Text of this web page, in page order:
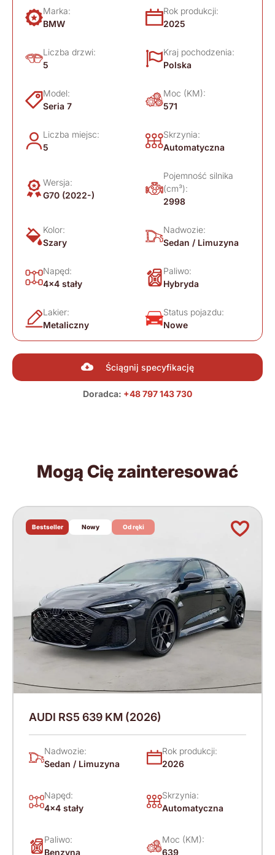
Marka:
BMW
Rok produkcji:
2025
Liczba drzwi:
5
Kraj pochodzenia:
Polska
Model:
Seria 7
Moc (KM):
571
Liczba miejsc:
5
Skrzynia:
Automatyczna
Wersja:
G70 (2022-)
Pojemność silnika
(cm³):
2998
Kolor:
Szary
Nadwozie:
Sedan / Limuzyna
Napęd:
4x4 stały
Paliwo:
Hybryda
Lakier:
Metaliczny
Status pojazdu:
Nowe
Ściągnij specyfikację
Doradca: +48 797 143 730
Mogą Cię zainteresować
Bestseller Nowy Od ręki
AUDI RS5 639 KM (2026)
Nadwozie:
Sedan / Limuzyna
Rok produkcji:
2026
Napęd:
4x4 stały
Skrzynia:
Automatyczna
Paliwo:
Benzyna
Moc (KM):
639